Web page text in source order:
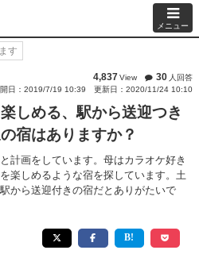
メニュー
す
4,837View 30 人回答
日：2019/7/19 10:39
更新日：2020/11/24 10:10
しめる、駅から送迎つき
宿はありますか？
計画をしています。母はカラオケ好き
楽しめるような宿を探しています。土
から送迎付きの宿だとありがたいで